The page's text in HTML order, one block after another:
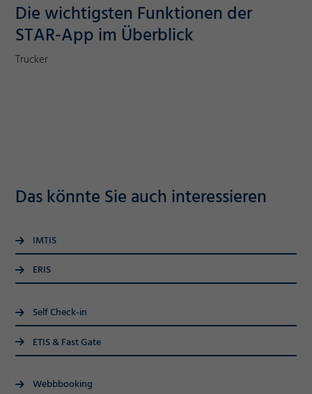
Die wichtigsten Funktionen der
STAR-App im Überblick
Trucker
Das könnte Sie auch interessieren
IMTIS
ERIS
Self Check-in
ETIS & Fast Gate
Webbbooking